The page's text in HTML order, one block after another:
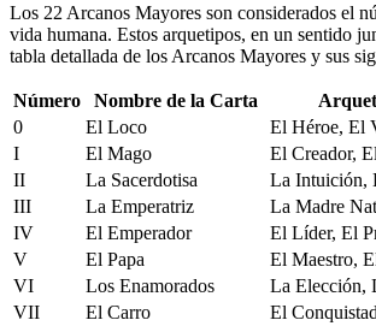
Los 22 Arcanos Mayores son considerados el
vida humana. Estos arquetipos, en un sentido
tabla detallada de los Arcanos Mayores y sus
Número Nombre de la Carta
0
El Loco El Héroe, El
I
El Mago El Creador,
II
La Sacerdotisa La Intuición,
III
La Emperatriz La Madre
IV
El Emperador El Líder, El
V
El Papa El Maestro,
VI
Los Enamorados La Elección,
VII
El Carro El